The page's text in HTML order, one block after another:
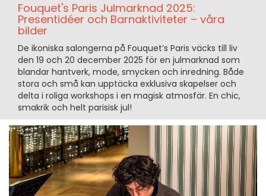
Fouquet's Paris Julmarknad 2025:
Presentidéer och Barnaktiviteter – våra
bilder
De ikoniska salongerna på Fouquet’s Paris väcks till liv
den 19 och 20 december 2025 för en julmarknad som
blandar hantverk, mode, smycken och inredning. Både
stora och små kan upptäcka exklusiva skapelser och
delta i roliga workshops i en magisk atmosfär. En chic,
smakrik och helt parisisk jul!